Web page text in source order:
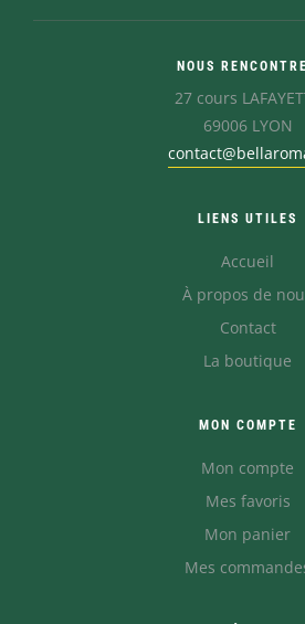
NOUS
27 cours
69006 LYON
LIENS UTILES
Accueil
À propos de
Contact
La boutique
MON COMPTE
Mon compte
Mes favoris
Mon panier
Mes